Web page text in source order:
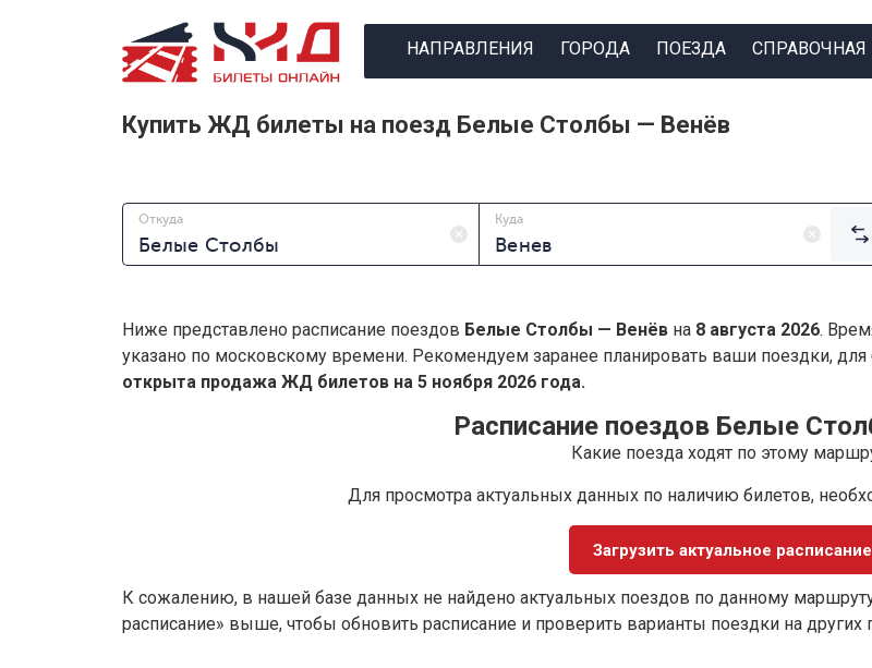
НАПРАВЛЕНИЯ ГОРОДА ПОЕЗДА СПРАВОЧНАЯ
Купить ЖД билеты на поезд Белые Столбы — Венёв
Откуда Куда
Ниже представлено расписание поездов Белые Столбы — Венёв на 8 августа 2026.
указано по московскому времени. Рекомендуем заранее планировать ваши поездки,
открыта продажа ЖД билетов на 5 ноября 2026 года.
Расписание поездов Белые
Какие поезда ходят по этому
Для просмотра актуальных данных по наличию билетов,
Загрузить актуальное расписание
К сожалению, в нашей базе данных не найдено актуальных поездов по данному
расписание» выше, чтобы обновить расписание и проверить варианты поездки на других